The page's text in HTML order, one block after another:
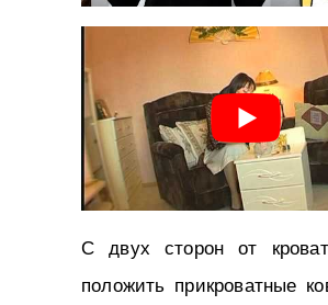
С двух сторон от
положить прикроватные